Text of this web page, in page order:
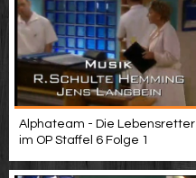
Alphateam - Die Lebensretter
im OP Staffel 6 Folge 1